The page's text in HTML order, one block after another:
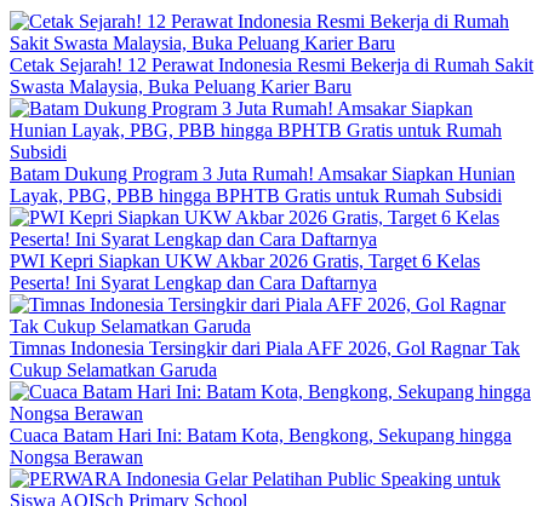
Cetak Sejarah! 12 Perawat Indonesia Resmi Bekerja di Rumah Sakit
Swasta Malaysia, Buka Peluang Karier Baru
Batam Dukung Program 3 Juta Rumah! Amsakar Siapkan Hunian
Layak, PBG, PBB hingga BPHTB Gratis untuk Rumah Subsidi
PWI Kepri Siapkan UKW Akbar 2026 Gratis, Target 6 Kelas
Peserta! Ini Syarat Lengkap dan Cara Daftarnya
Timnas Indonesia Tersingkir dari Piala AFF 2026, Gol Ragnar Tak
Cukup Selamatkan Garuda
Cuaca Batam Hari Ini: Batam Kota, Bengkong, Sekupang hingga
Nongsa Berawan